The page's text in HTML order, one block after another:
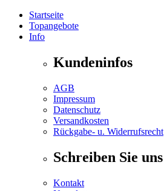
Startseite
Topangebote
Info
Kundeninfos
AGB
Impressum
Datenschutz
Versandkosten
Rückgabe- u. Widerrufsrecht
Schreiben Sie uns
Kontakt